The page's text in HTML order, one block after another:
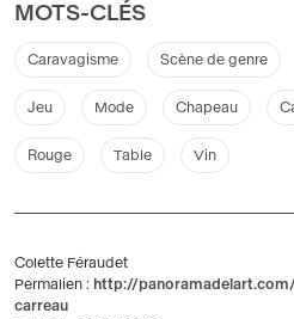
MOTS-CLÉS
Caravagisme Scène de genre
Jeu Mode Chapeau
Rouge Table Vin
Colette Féraudet
Permalien : http://
carreau